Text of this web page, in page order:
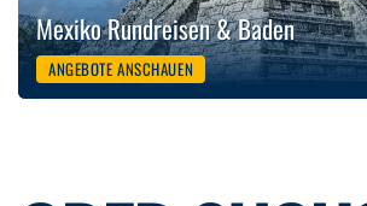
Mexiko Rundreisen & Baden
ANGEBOTE ANSCHAUEN